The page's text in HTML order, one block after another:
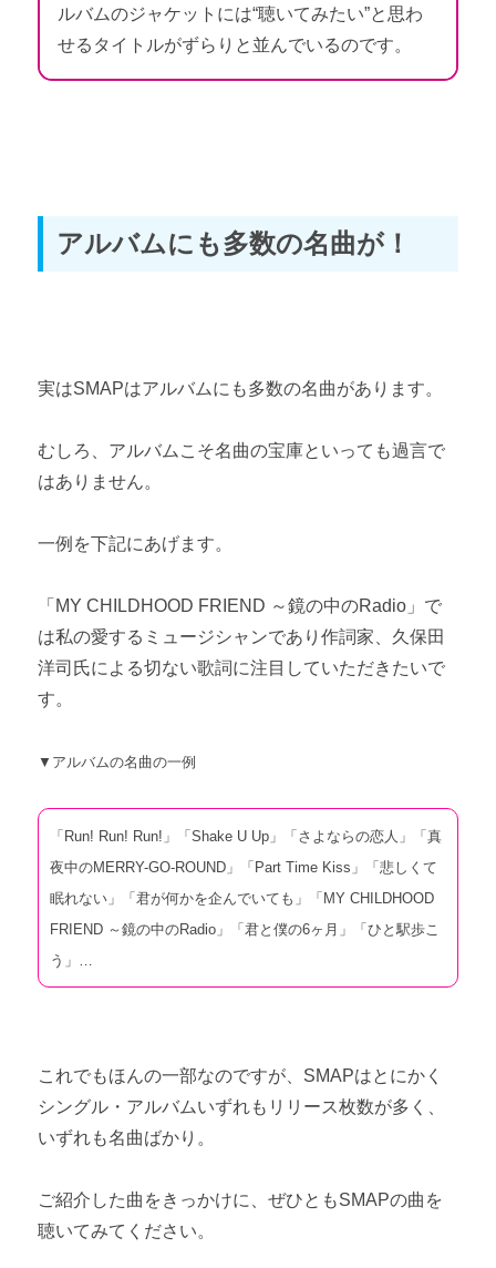
ルバムのジャケットには“聴いてみたい”と思わ
せるタイトルがずらりと並んでいるのです。
アルバムにも多数の名曲が！
実はSMAPはアルバムにも多数の名曲があります。
むしろ、アルバムこそ名曲の宝庫といっても過言で
はありません。
一例を下記にあげます。
「MY CHILDHOOD FRIEND ～鏡の中のRadio」で
は私の愛するミュージシャンであり作詞家、久保田
洋司氏による切ない歌詞に注目していただきたいで
す。
▼アルバムの名曲の一例
「Run! Run! Run!」「Shake U Up」「さよならの恋人」「真
夜中のMERRY-GO-ROUND」「Part Time Kiss」「悲しくて
眠れない」「君が何かを企んでいても」「MY CHILDHOOD
FRIEND ～鏡の中のRadio」「君と僕の6ヶ月」「ひと駅歩こ
う」…
これでもほんの一部なのですが、SMAPはとにかく
シングル・アルバムいずれもリリース枚数が多く、
いずれも名曲ばかり。
ご紹介した曲をきっかけに、ぜひともSMAPの曲を
聴いてみてください。